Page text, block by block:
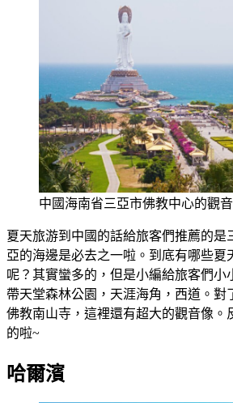
中國海南省三亞市佛教中心的觀
夏天旅游到中國的話給旅客們推薦的是
亞的海邊是必去之一啦。到底有哪些夏
呢？其實蠻多的，但是小編給旅客們小
帶天堂森林公園，天涯海角，西道。對
佛教南山寺，這裡還有超大的觀音像。
的啦~
哈爾濱